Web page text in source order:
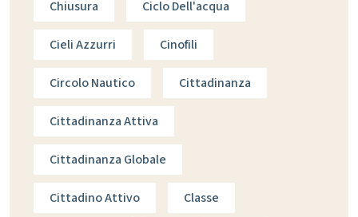
Chiusura Ciclo Dell'acqua
Cieli Azzurri Cinofili
Circolo Nautico Cittadinanza
Cittadinanza Attiva
Cittadinanza Globale
Cittadino Attivo Classe